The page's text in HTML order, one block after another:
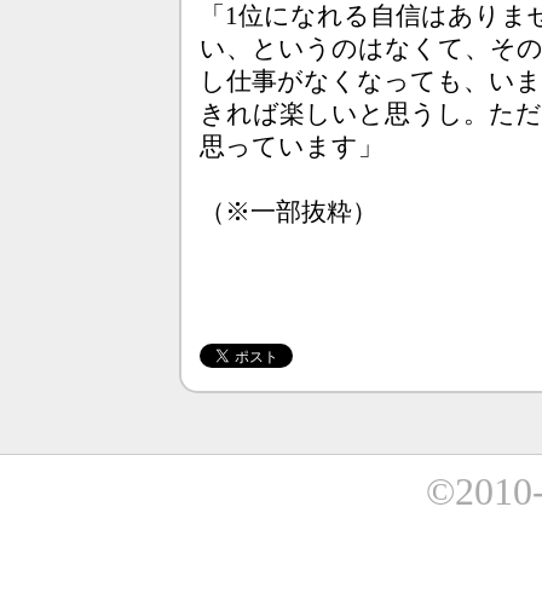
「1位になれる自信はあり
い、というのはなくて、そ
し仕事がなくなっても、い
きれば楽しいと思うし。た
思っています」
（※一部抜粋）